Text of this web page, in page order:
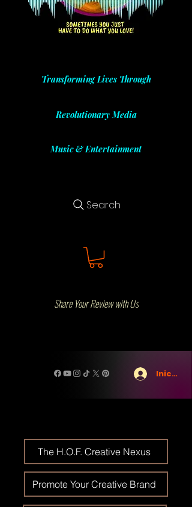
Transforming Lives Through
Revolutionary Media
Music & Entertainment
Search
Share Your Review with Us
Iniciar
The H.O.F. Creative Nexus
Promote Your Creative Brand